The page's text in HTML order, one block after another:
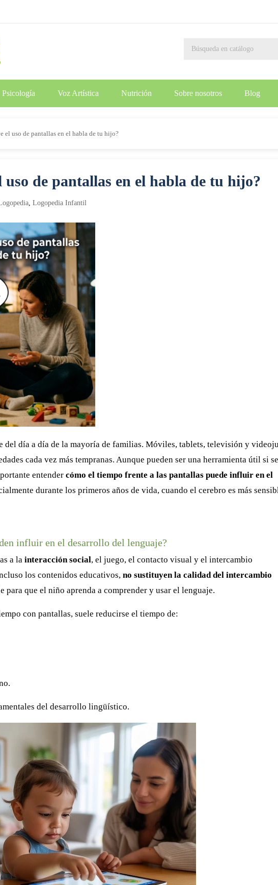
Psicología Voz Artística Nutrición Sobre nosotros Blog
el uso de pantallas en el habla de tu hijo?
uso de pantallas en el habla de tu hijo?
, Logopedia Infantil
del día a día de la mayoría de familias. Móviles, tablets, televisión y
cada vez más tempranas. Aunque pueden ser una herramienta útil si se
entender cómo el tiempo frente a las pantallas puede influir en el
durante los primeros años de vida, cuando el cerebro es más
influir en el desarrollo del lenguaje?
a la interacción social, el juego, el contacto visual y el intercambio
los contenidos educativos, no sustituyen la calidad del intercambio
para que el niño aprenda a comprender y usar el lenguaje.
con pantallas, suele reducirse el tiempo de:
del desarrollo lingüístico.